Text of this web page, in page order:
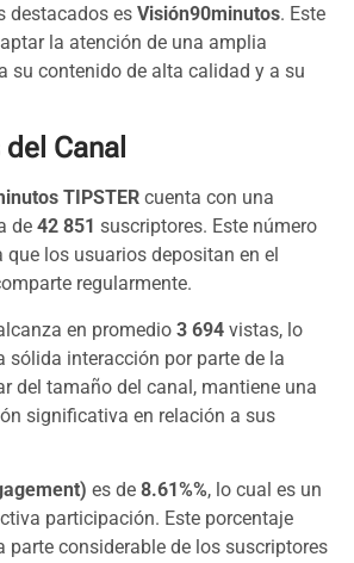
destacados es Visión90minutos. Este
la atención de una amplia
su contenido de alta calidad y a su
Canal
TIPSTER cuenta con una
de 42 851 suscriptores. Este número
los usuarios depositan en el
regularmente.
en promedio 3 694 vistas, lo
sólida interacción por parte de la
del tamaño del canal, mantiene una
significativa en relación a sus
es de 8.61%%, lo cual es un
participación. Este porcentaje
parte considerable de los suscriptores